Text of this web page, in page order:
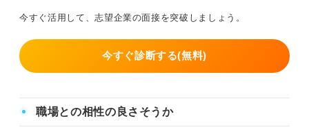
今すぐ活用して、志望企業の面接を突破しましょう。
今すぐ診断する(無料)
職場との相性の良さそうか